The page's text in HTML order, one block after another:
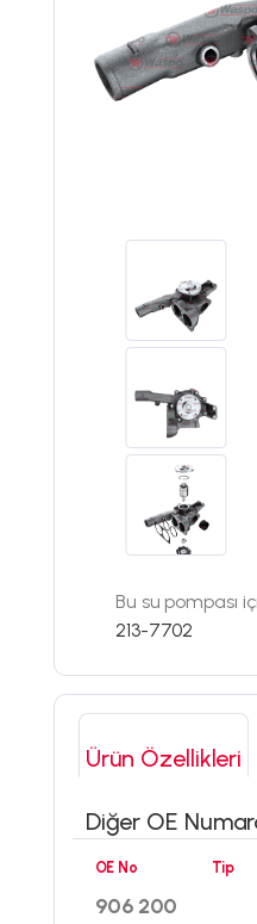
Bu su pompası
213-7702
Ürün Özellikleri
Diğer OE
OE No
906 200
Tip